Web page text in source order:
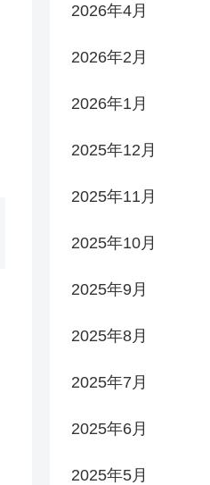
2026年4月
2026年2月
2026年1月
2025年12月
2025年11月
2025年10月
2025年9月
2025年8月
2025年7月
2025年6月
2025年5月